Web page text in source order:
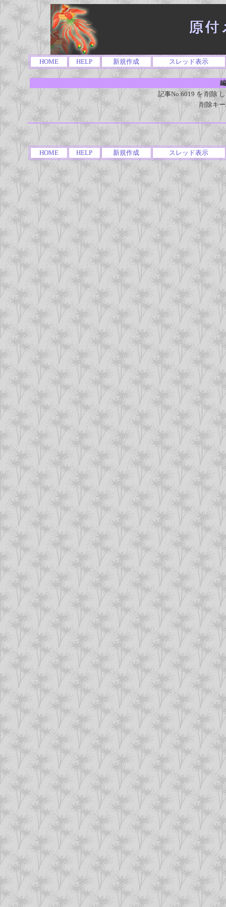
HOME HELP 新規作成 スレッド表示
記事No.6019 を 削除
削除キ
HOME HELP 新規作成 スレッド表示